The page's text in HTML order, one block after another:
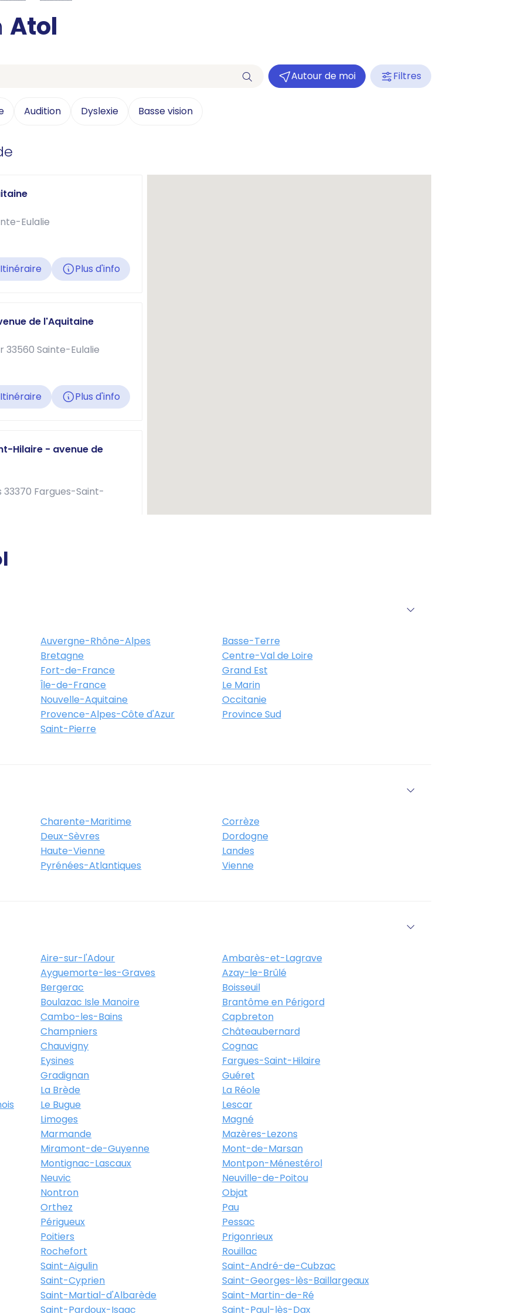
Atol
Autour de moi Filtres
Audition Dyslexie Basse vision
Eulalie
Itinéraire Plus d'info
de l'Aquitaine
Sainte-Eulalie
Itinéraire Plus d'info
Hilaire - avenue de
Fargues-Saint-
Itinéraire
galerie, face au
, centre commercial
Bordeaux
Itinéraire Plus d'info
Itinéraire Plus d'info
- Rue Edouard
Et-Lagrave
Itinéraire Plus d'info
- Rue Edouard Herriot
Et Lagrave
Itinéraire
d'Alsace-et-Lorraine
Auvergne-Rhône-Alpes
Basse-Terre
Bretagne
Centre-Val de Loire
Fort-de-France
Grand Est
Île-de-France
Le Marin
Nouvelle-Aquitaine
Occitanie
Provence-Alpes-Côte d'Azur
Province Sud
Saint-Pierre
Charente-Maritime
Corrèze
Deux-Sèvres
Dordogne
Haute-Vienne
Landes
Pyrénées-Atlantiques Vienne
Aire-sur-l'Adour
Ambarès-et-Lagrave
Ayguemorte-les-Graves
Azay-le-Brûlé
Bergerac
Boisseuil
Boulazac Isle Manoire
Brantôme en Périgord
Cambo-les-Bains
Capbreton
Champniers
Châteaubernard
Chauvigny
Cognac
Eysines
Fargues-Saint-Hilaire
Gradignan
Guéret
La Brède
La Réole
Le Bugue
Lescar
Limoges
Magné
Marmande
Mazères-Lezons
Miramont-de-Guyenne
Mont-de-Marsan
Montignac-Lascaux
Montpon-Ménestérol
Neuvic
Neuville-de-Poitou
Nontron
Objat
Orthez
Pau
Périgueux
Pessac
Poitiers
Prigonrieux
Rochefort
Rouillac
Saint-Aigulin
Saint-André-de-Cubzac
Saint-Cyprien
Saint-Georges-lès-Baillargeaux
Saint-Martial-d'Albarède
Saint-Martin-de-Ré
Saint-Pardoux-Isaac
Saint-Paul-lès-Dax